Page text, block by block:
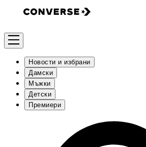
Новости и избрани
Дамски
Мъжки
Детски
Премиери